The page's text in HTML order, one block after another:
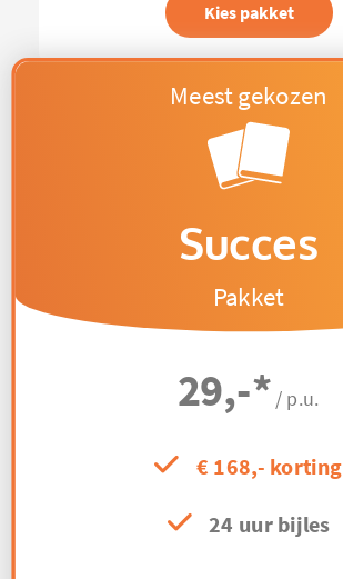
Kies pakket
Succes
Pakket
29,-* / p.u.
€ 168,- korting
24 uur bijles